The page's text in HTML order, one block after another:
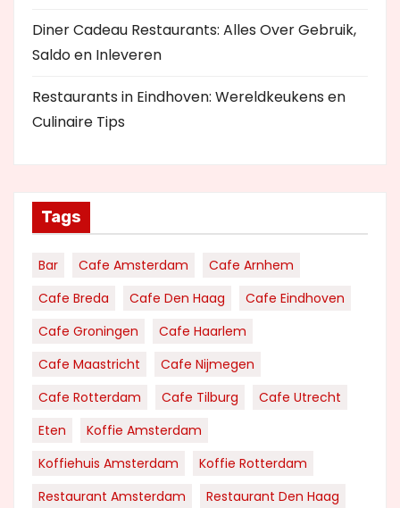
Diner Cadeau Restaurants: Alles Over Gebruik,
Saldo en Inleveren
Restaurants in Eindhoven: Wereldkeukens en
Culinaire Tips
Tags
Bar Cafe Amsterdam
Cafe Arnhem
Cafe Breda
Cafe Den Haag
Cafe Eindhoven
Cafe Groningen
Cafe Haarlem
Cafe Maastricht
Cafe Nijmegen
Cafe Rotterdam
Cafe Tilburg
Cafe Utrecht
Eten
Koffie Amsterdam
Koffiehuis Amsterdam
Koffie Rotterdam
Restaurant Amsterdam
Restaurant Den Haag